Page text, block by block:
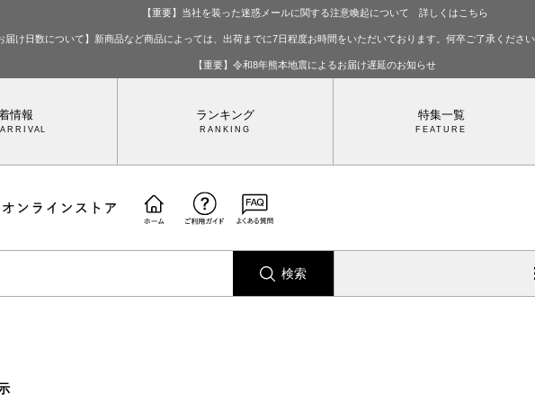
【重要】当社を装った迷惑メールに関する注意喚起について 詳しくはこちら
届け日数について】新商品など商品によっては、出荷までに7日程度お時間をいただいております。何卒ご了承くださ
【重要】令和8年熊本地震によるお届け遅延のお知らせ
情報 ランキング 特集一覧
検索